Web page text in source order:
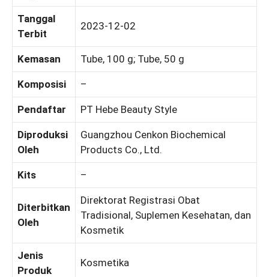
Tanggal
Terbit
2023-12-02
Kemasan Tube, 100 g; Tube, 50 g
Komposisi –
Pendaftar PT Hebe Beauty Style
Diproduksi
Oleh
Guangzhou Cenkon Biochemical
Products Co., Ltd.
Kits –
Diterbitkan
Oleh
Direktorat Registrasi Obat
Tradisional, Suplemen Kesehatan, dan
Kosmetik
Jenis
Produk
Kosmetika